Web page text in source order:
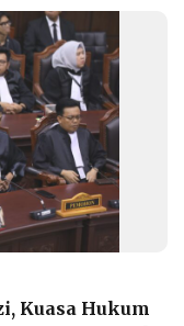
Kuasa Hukum